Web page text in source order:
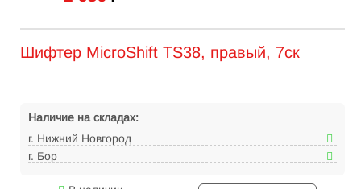
Шифтер MicroShift TS38, правый, 7ск
Наличие на складах:
г. Нижний Новгород
г. Бор